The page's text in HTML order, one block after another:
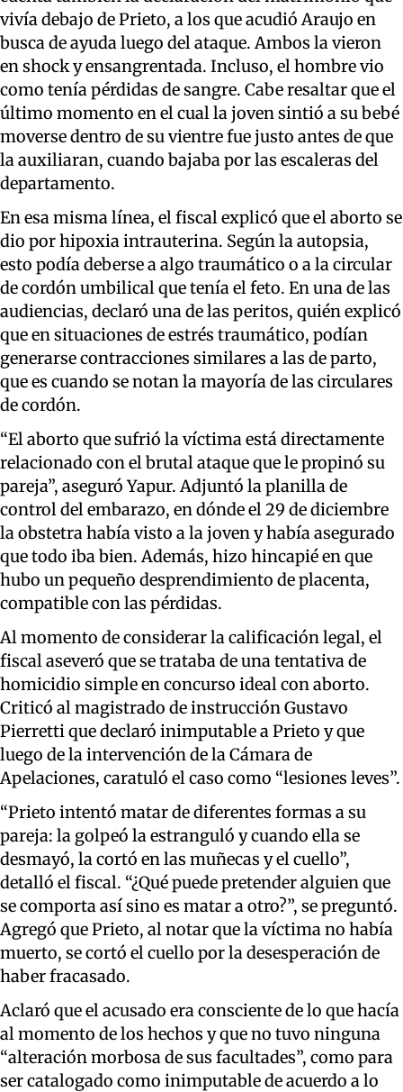
vivía debajo de Prieto, a los que acudió Araujo en
busca de ayuda luego del ataque. Ambos la vieron
en shock y ensangrentada. Incluso, el hombre vio
como tenía pérdidas de sangre. Cabe resaltar que el
último momento en el cual la joven sintió a su bebé
moverse dentro de su vientre fue justo antes de que
la auxiliaran, cuando bajaba por las escaleras del
departamento.
En esa misma línea, el fiscal explicó que el aborto se
dio por hipoxia intrauterina. Según la autopsia,
esto podía deberse a algo traumático o a la circular
de cordón umbilical que tenía el feto. En una de las
audiencias, declaró una de las peritos, quién explicó
que en situaciones de estrés traumático, podían
generarse contracciones similares a las de parto,
que es cuando se notan la mayoría de las circulares
de cordón.
“El aborto que sufrió la víctima está directamente
relacionado con el brutal ataque que le propinó su
pareja”, aseguró Yapur. Adjuntó la planilla de
control del embarazo, en dónde el 29 de diciembre
la obstetra había visto a la joven y había asegurado
que todo iba bien. Además, hizo hincapié en que
hubo un pequeño desprendimiento de placenta,
compatible con las pérdidas.
Al momento de considerar la calificación legal, el
fiscal aseveró que se trataba de una tentativa de
homicidio simple en concurso ideal con aborto.
Criticó al magistrado de instrucción Gustavo
Pierretti que declaró inimputable a Prieto y que
luego de la intervención de la Cámara de
Apelaciones, caratuló el caso como “lesiones leves”.
“Prieto intentó matar de diferentes formas a su
pareja: la golpeó la estranguló y cuando ella se
desmayó, la cortó en las muñecas y el cuello”,
detalló el fiscal. “¿Qué puede pretender alguien que
se comporta así sino es matar a otro?”, se preguntó.
Agregó que Prieto, al notar que la víctima no había
muerto, se cortó el cuello por la desesperación de
haber fracasado.
Aclaró que el acusado era consciente de lo que hacía
al momento de los hechos y que no tuvo ninguna
“alteración morbosa de sus facultades”, como para
ser catalogado como inimputable de acuerdo a lo